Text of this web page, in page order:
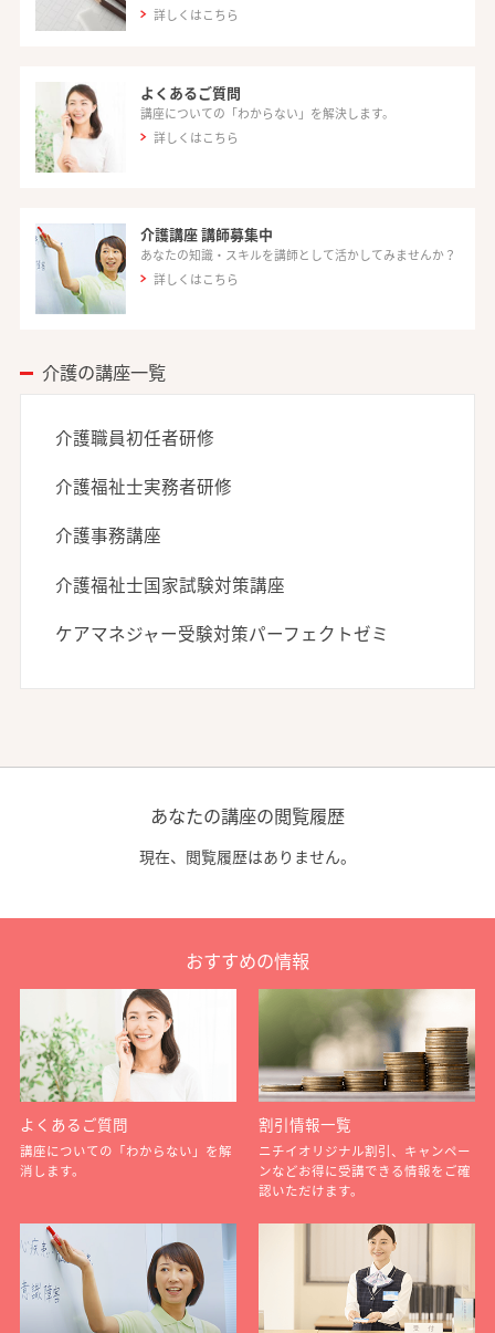
詳しくはこちら
よくあるご質問
講座についての「わからない」を解決します。
詳しくはこちら
介護講座 講師募集中
あなたの知識・スキルを講師として活かしてみませんか？
詳しくはこちら
介護の講座一覧
介護職員初任者研修
介護福祉士実務者研修
介護事務講座
介護福祉士国家試験対策講座
ケアマネジャー受験対策パーフェクトゼミ
あなたの講座の閲覧履歴
現在、閲覧履歴はありません。
おすすめの情報
よくあるご質問
講座についての「わからない」を解
消します。
割引情報一覧
ニチイオリジナル割引、キャンペー
ンなどお得に受講できる情報をご確
認いただけます。